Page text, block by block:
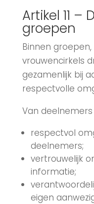
Artikel 11 –
groepen
Binnen
vrouwencirkels
gezamenlijk bij
respectvolle
Van
respectvol
deelnemers;
vertrouwelijk
informatie;
eigen